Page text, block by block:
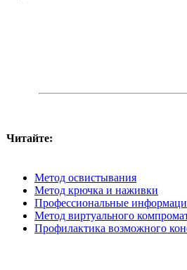
Читайте:
Метод освистывания
Метод крючка и наживки
Профессиональные
Метод виртуального
Профилактика возможного